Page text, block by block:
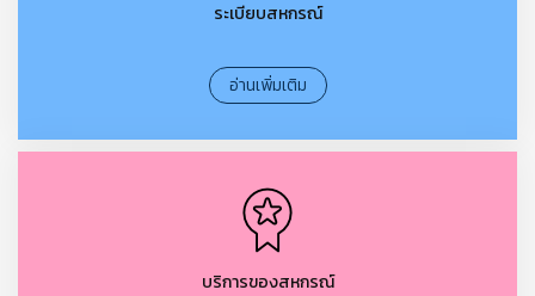
ระเบียบสหกรณ์
อ่านเพิ่มเติม
บริการของสหกรณ์